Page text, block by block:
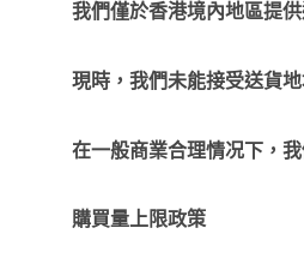
我們僅於香港境內地區提供
現時，我們未能接受送貨
在一般商業合理情况下，
購買量上限政策